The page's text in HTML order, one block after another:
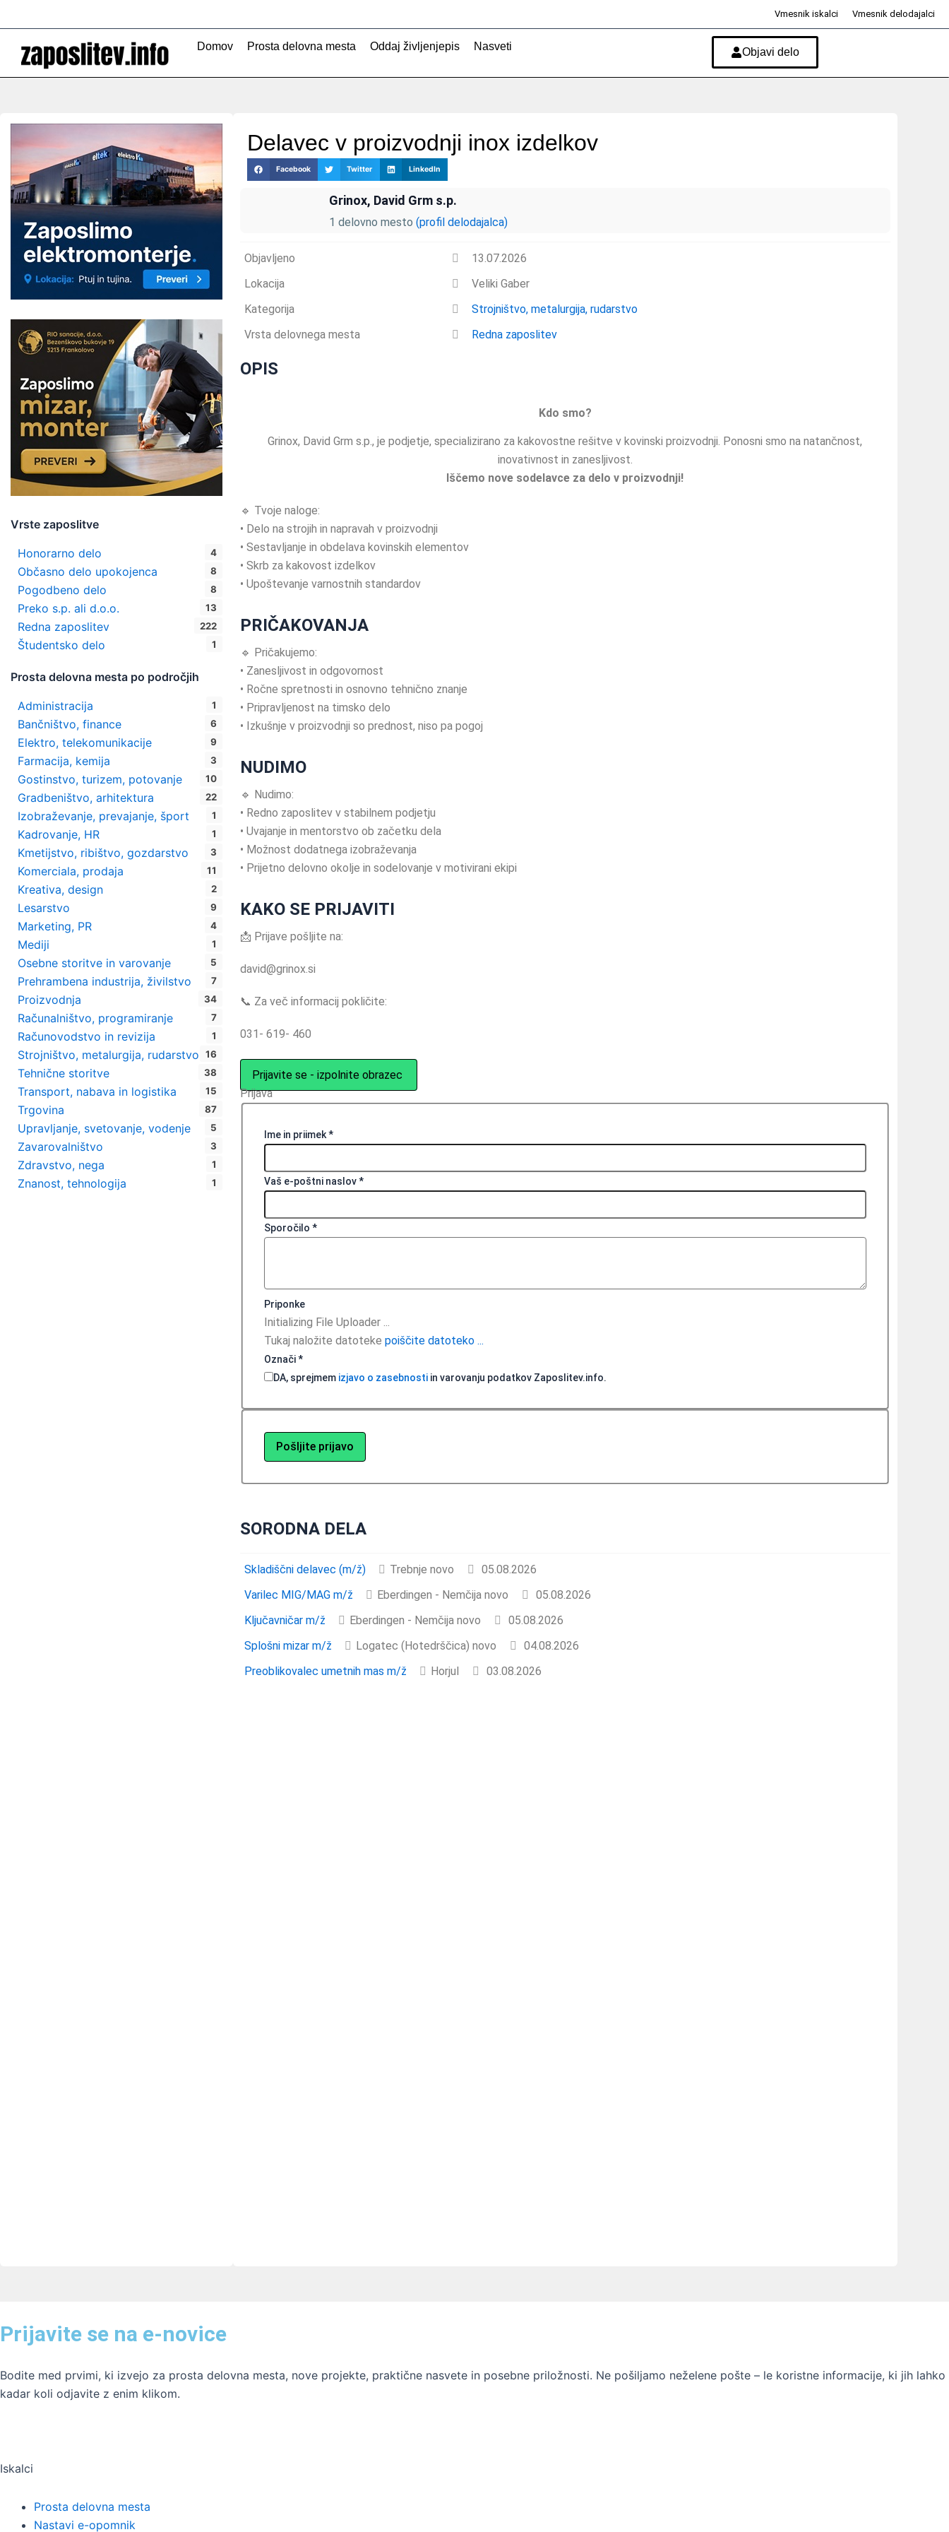
to
content
Vmesnik iskalci Vmesnik delodajalci
Domov Prosta delovna mesta Oddaj življenjepis Nasveti Objavi delo
Vrste zaposlitve
Honorarno delo 4
Občasno delo upokojenca 8
Pogodbeno delo 8
Preko s.p. ali d.o.o. 13
Redna zaposlitev 222
Študentsko delo 1
Prosta delovna mesta po področjih
Administracija 1
Bančništvo, finance 6
Elektro, telekomunikacije 9
Farmacija, kemija 3
Gostinstvo, turizem, potovanje 10
Gradbeništvo, arhitektura 22
Izobraževanje, prevajanje, šport 1
Kadrovanje, HR 1
Kmetijstvo, ribištvo, gozdarstvo 3
Komerciala, prodaja 11
Kreativa, design 2
Lesarstvo 9
Marketing, PR 4
Mediji 1
Osebne storitve in varovanje 5
Prehrambena industrija, živilstvo 7
Proizvodnja 34
Računalništvo, programiranje 7
Računovodstvo in revizija 1
Strojništvo, metalurgija, rudarstvo 16
Tehnične storitve 38
Transport, nabava in logistika 15
Trgovina 87
Upravljanje, svetovanje, vodenje 5
Zavarovalništvo 3
Zdravstvo, nega 1
Znanost, tehnologija 1
Delavec v proizvodnji inox izdelkov
Facebook Twitter LinkedIn
Grinox, David Grm s.p.
1 delovno mesto (profil delodajalca)
Objavljeno
13.07.2026
Lokacija
Veliki Gaber
Kategorija
Strojništvo, metalurgija, rudarstvo
Vrsta delovnega mesta
Redna zaposlitev
OPIS
Kdo smo?
Grinox, David Grm s.p., je podjetje, specializirano za kakovostne rešitve v kovinski proizvodnji. Ponosni smo na natančnost,
inovativnost in zanesljivost.
Iščemo nove sodelavce za delo v proizvodnji!
🔹 Tvoje naloge:
• Delo na strojih in napravah v proizvodnji
• Sestavljanje in obdelava kovinskih elementov
• Skrb za kakovost izdelkov
• Upoštevanje varnostnih standardov
PRIČAKOVANJA
🔹 Pričakujemo:
• Zanesljivost in odgovornost
• Ročne spretnosti in osnovno tehnično znanje
• Pripravljenost na timsko delo
• Izkušnje v proizvodnji so prednost, niso pa pogoj
NUDIMO
🔹 Nudimo:
• Redno zaposlitev v stabilnem podjetju
• Uvajanje in mentorstvo ob začetku dela
• Možnost dodatnega izobraževanja
• Prijetno delovno okolje in sodelovanje v motivirani ekipi
KAKO SE PRIJAVITI
📩 Prijave pošljite na:
david@grinox.si
📞 Za več informacij pokličite:
031- 619- 460
Prijavite se - izpolnite obrazec
Prijava
Ime in priimek*
Vaš e-poštni naslov*
Sporočilo *
Priponke
Tukaj naložite datoteke poiščite datoteko ...
Označi*
DA, sprejmem izjavo o zasebnosti in varovanju podatkov Zaposlitev.info.
SORODNA DELA
Skladiščni delavec (m/ž) Trebnje novo
05.08.2026
Varilec MIG/MAG m/ž
Eberdingen - Nemčija novo
05.08.2026
Ključavničar m/ž
Eberdingen - Nemčija novo
05.08.2026
Splošni mizar m/ž
Logatec (Hotedrščica) novo
04.08.2026
Preoblikovalec umetnih mas m/ž
Horjul 03.08.2026
Prijavite se na e-novice
Bodite med prvimi, ki izvejo za prosta delovna mesta, nove projekte, praktične nasvete in posebne priložnosti. Ne pošiljamo neželene pošte – le koristne informacije, ki jih lahko
kadar koli odjavite z enim klikom.
Iskalci
Prosta delovna mesta
Nastavi e-opomnik